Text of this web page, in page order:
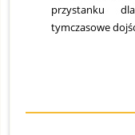
przystanku
tymczasowe